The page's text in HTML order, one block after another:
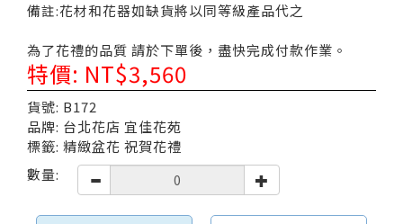
備註:花材和花器如缺貨將以同等級產品代之
為了花禮的品質 請於下單後，盡快完成付款作業。
特價: NT$3,560
貨號: B172
品牌: 台北花店 宜佳花苑
標籤: 精緻盆花 祝賀花禮
數量: